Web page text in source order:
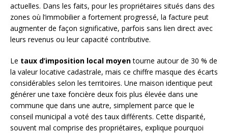
actuelles. Dans les faits, pour les propriétaires situés dans des
zones où l’immobilier a fortement progressé, la facture peut
augmenter de façon significative, parfois sans lien direct avec
leurs revenus ou leur capacité contributive.
Le taux d’imposition local moyentourne autour de 30 % de
la valeur locative cadastrale, mais ce chiffre masque des écarts
considérables selon les territoires. Une maison identique peut
générer une taxe foncière deux fois plus élevée dans une
commune que dans une autre, simplement parce que le
conseil municipal a voté des taux différents. Cette disparité,
souvent mal comprise des propriétaires, explique pourquoi